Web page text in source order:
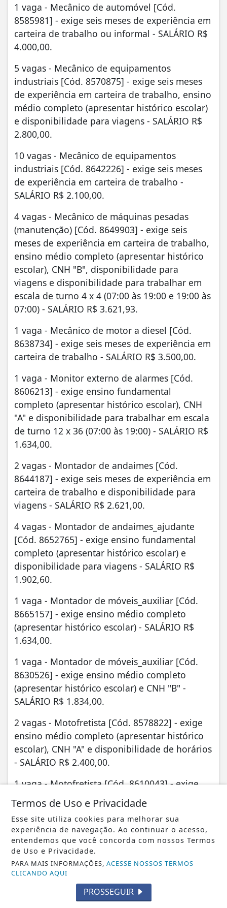
1 vaga - Mecânico de automóvel [Cód.
8585981] - exige seis meses de experiência em
carteira de trabalho ou informal - SALÁRIO R$
4.000,00.
5 vagas - Mecânico de equipamentos
industriais [Cód. 8570875] - exige seis meses
de experiência em carteira de trabalho, ensino
médio completo (apresentar histórico escolar)
e disponibilidade para viagens - SALÁRIO R$
2.800,00.
10 vagas - Mecânico de equipamentos
industriais [Cód. 8642226] - exige seis meses
de experiência em carteira de trabalho -
SALÁRIO R$ 2.100,00.
4 vagas - Mecânico de máquinas pesadas
(manutenção) [Cód. 8649903] - exige seis
meses de experiência em carteira de trabalho,
ensino médio completo (apresentar histórico
escolar), CNH "B", disponibilidade para
viagens e disponibilidade para trabalhar em
escala de turno 4 x 4 (07:00 às 19:00 e 19:00 às
07:00) - SALÁRIO R$ 3.621,93.
1 vaga - Mecânico de motor a diesel [Cód.
8638734] - exige seis meses de experiência em
carteira de trabalho - SALÁRIO R$ 3.500,00.
1 vaga - Monitor externo de alarmes [Cód.
8606213] - exige ensino fundamental
completo (apresentar histórico escolar), CNH
"A" e disponibilidade para trabalhar em escala
de turno 12 x 36 (07:00 às 19:00) - SALÁRIO R$
1.634,00.
2 vagas - Montador de andaimes [Cód.
8644187] - exige seis meses de experiência em
carteira de trabalho e disponibilidade para
viagens - SALÁRIO R$ 2.621,00.
4 vagas - Montador de andaimes_ajudante
[Cód. 8652765] - exige ensino fundamental
completo (apresentar histórico escolar) e
disponibilidade para viagens - SALÁRIO R$
1.902,60.
1 vaga - Montador de móveis_auxiliar [Cód.
8665157] - exige ensino médio completo
(apresentar histórico escolar) - SALÁRIO R$
1.634,00.
1 vaga - Montador de móveis_auxiliar [Cód.
8630526] - exige ensino médio completo
(apresentar histórico escolar) e CNH "B" -
SALÁRIO R$ 1.834,00.
2 vagas - Motofretista [Cód. 8578822] - exige
ensino médio completo (apresentar histórico
escolar), CNH "A" e disponibilidade de horários
- SALÁRIO R$ 2.400,00.
1 vaga - Motofretista [Cód. 8610043] - exige
seis meses de experiência em carteira de
trabalho, ensino médio completo (apresentar
histórico escolar), CNH "A" e disponibilidade de
horários - SALÁRIO R$ 1.518,00.
1 vaga - Motorista carreteiro [Cód. 8601882] -
exige seis meses de experiência em carteira de
trabalho ou informal, ensino fundamental
completo (apresentar histórico escolar), CNH
Termos de Uso e Privacidade
Esse site utiliza cookies para melhorar sua
experiência de navegação. Ao continuar o acesso,
entendemos que você concorda com nossos Termos
de Uso e Privacidade.
PARA MAIS INFORMAÇÕES,ACESSE NOSSOS TERMOS
CLICANDO AQUI
PROSSEGUIR